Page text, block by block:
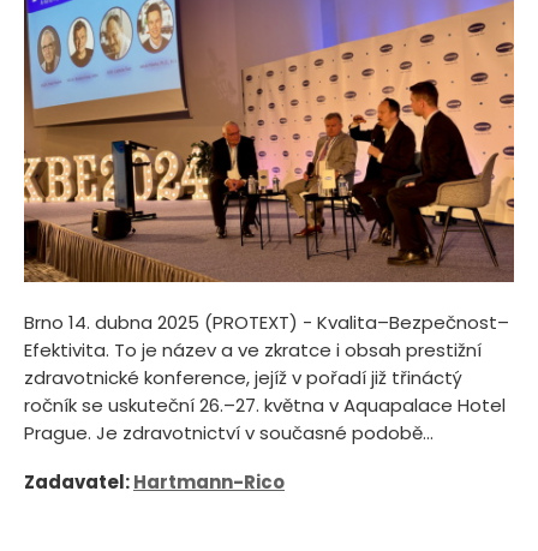
Brno 14. dubna 2025 (PROTEXT) - Kvalita–Bezpečnost–
Efektivita. To je název a ve zkratce i obsah prestižní
zdravotnické konference, jejíž v pořadí již třináctý
ročník se uskuteční 26.–27. května v Aquapalace Hotel
Prague. Je zdravotnictví v současné podobě...
Zadavatel:Hartmann-Rico